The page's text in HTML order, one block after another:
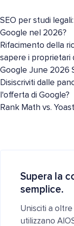
SEO per studi
Google nel 2026?
Rifacimento della
sapere i proprietari
Google June 2026
Disiscriviti dalle
l'offerta di Google?
Rank Math vs.
Supera la
semplice.
Unisciti a
utilizzano